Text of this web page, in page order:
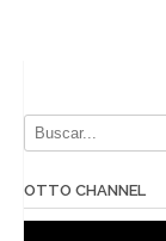
OTTO CHANNEL